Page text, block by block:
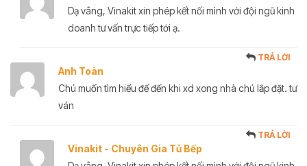
Dạ vâng, Vinakit xin phép kết nối mình với đội ngũ kinh
doanh tư vấn trực tiếp tới ạ.
Anh Toàn
TRẢ LỜI
Chú muốn tìm hiểu để đến khi xd xong nhà chú lắp đặt. tư
ván
Vinakit - Chuyên Gia Tủ Bếp
TRẢ LỜI